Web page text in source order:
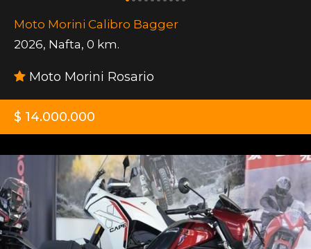
Moto Morini Calibro Bagger
2026, Nafta, 0 km.
Moto Morini Rosario
$ 14.000.000